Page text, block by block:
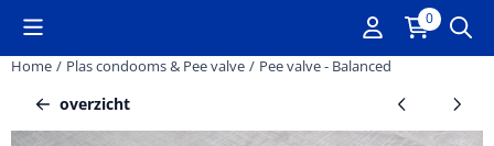
0
Home / Plas condooms & Pee valve / Pee valve - Balanced
overzicht